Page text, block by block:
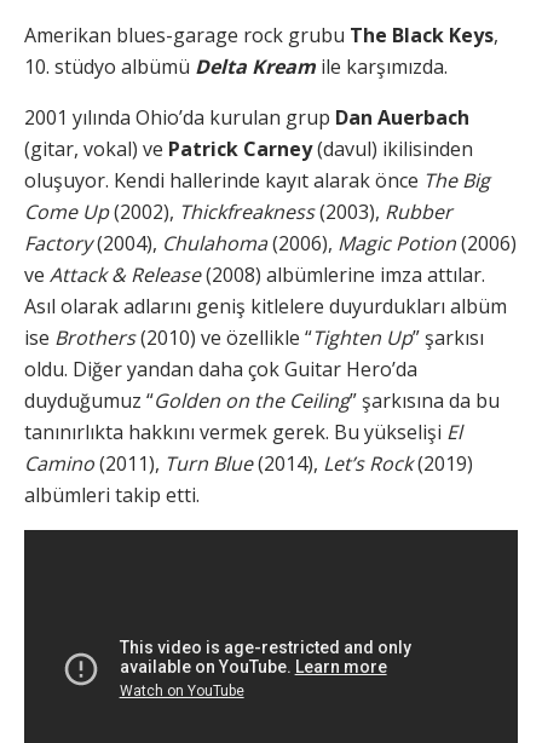
Amerikan blues-garage rock grubu The Black Keys,
10. stüdyo albümü Delta Kream ile karşımızda.
2001 yılında Ohio’da kurulan grup Dan Auerbach
(gitar, vokal) ve Patrick Carney(davul) ikilisinden
oluşuyor. Kendi hallerinde kayıt alarak önce The Big
Come Up(2002), Thickfreakness(2003), Rubber
Factory(2004), Chulahoma(2006), Magic Potion(2006)
ve Attack & Release(2008) albümlerine imza attılar.
Asıl olarak adlarını geniş kitlelere duyurdukları albüm
ise Brothers(2010) ve özellikle “Tighten Up” şarkısı
oldu. Diğer yandan daha çok Guitar Hero’da
duyduğumuz “Golden on the Ceiling” şarkısına da bu
tanınırlıkta hakkını vermek gerek. Bu yükselişi El
Camino(2011), Turn Blue(2014), Let’s Rock(2019)
albümleri takip etti.